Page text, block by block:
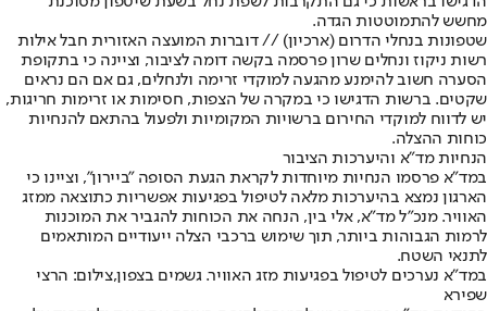
מחשש להתמוטטות הגדה.
שטפונות בנחלי הדרום (ארכיון) // דוברות המועצה האזורית חבל אילות
רשות ניקוז ונחלים שרון פרסמה בקשה דומה לציבור, וציינה כי בתקופת
הסערה חשוב להימנע מהגעה למוקדי זרימה ולנחלים, גם אם הם נראים
שקטים. ברשות הדגישו כי במקרה של הצפות, חסימות או זרימות חריגות,
יש לדווח למוקדי החירום ברשויות המקומיות ולפעול בהתאם להנחיות
כוחות ההצלה.
הנחיות מד"א והיערכות הציבור
במד"א פרסמו הנחיות מיוחדות לקראת הגעת הסופה "ביירון", וציינו כי
הארגון נמצא בהיערכות מלאה לטיפול בפגיעות אפשריות כתוצאה ממזג
האוויר. מנכ"ל מד"א, אלי בין, הנחה את הכוחות להגביר את המוכנות
לרמות הגבוהות ביותר, תוך שימוש ברכבי הצלה ייעודיים המותאמים
לתנאי השטח.
במד"א נערכים לטיפול בפגיעות מזג האוויר. גשמים בצפון,צילום: הרצי
שפירא